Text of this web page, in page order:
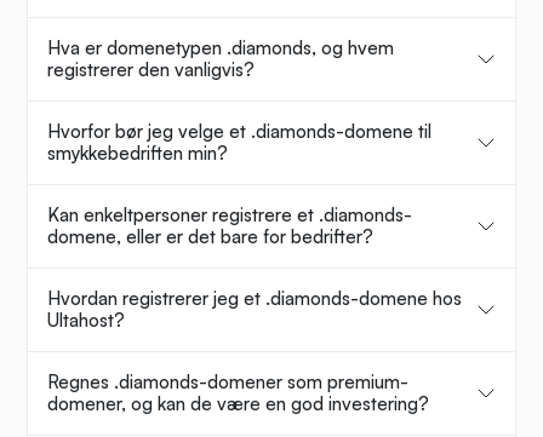
Hva er domenetypen .diamonds, og hvem
registrerer den vanligvis?
Hvorfor bør jeg velge et .diamonds-domene til
smykkebedriften min?
Kan enkeltpersoner registrere et .diamonds-
domene, eller er det bare for bedrifter?
Hvordan registrerer jeg et .diamonds-domene hos
Ultahost?
Regnes .diamonds-domener som premium-
domener, og kan de være en god investering?